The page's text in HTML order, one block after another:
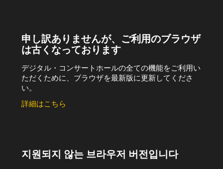
申し訳ありませんが、ご利用のブラウザ
は古くなっております
デジタル・コンサートホールの全ての機能をご利用い
ただくために、ブラウザを最新版に更新してくださ
い。
詳細はこちら
지원되지 않는 브라우저 버전입니다